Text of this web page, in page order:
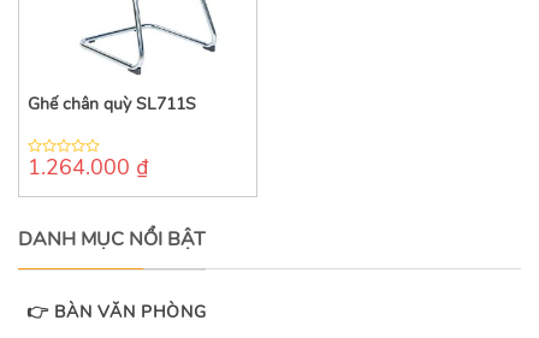
Ghế chân quỳ SL711S
0
of
1.264.000 ₫
DANH MỤC NỔI BẬT
👉 BÀN VĂN PHÒNG